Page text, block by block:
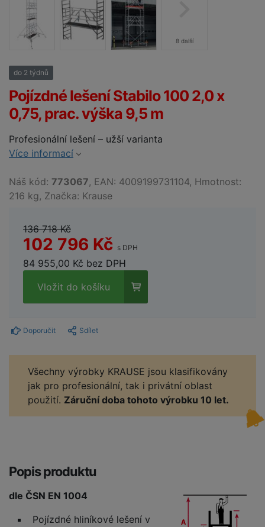
8 další
do 2 týdnů
Pojízdné lešení Stabilo 100 2,0 x
0,75, prac. výška 9,5 m
Profesionální lešení – užší varianta
Více informací
Náš kód: 773067, EAN: 4009199731104, Hmotnost:
216 kg, Značka: Krause
136 718 Kč
102 796 Kč s DPH
84 955,00 Kč bez DPH
Vložit do košíku
Doporučit Sdílet
Všechny výrobky KRAUSE jsou klasifikovány
jak pro profesionální, tak i privátní oblast
použití. Záruční doba tohoto výrobku 10 let.
Popis produktu
dle ČSN EN 1004
Pojízdné hliníkové lešení v